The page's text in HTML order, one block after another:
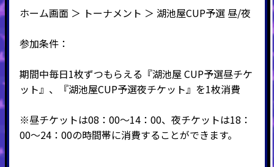
ホーム画面 ＞ トーナメント ＞ 湖池屋CUP予選 昼/夜
参加条件：
期間中毎日1枚ずつもらえる『湖池屋 CUP予選昼チケ
ット』、『湖池屋CUP予選夜チケット』を1枚消費
※昼チケットは08：00～14：00、夜チケットは18：
00～24：00の時間帯に消費することができます。